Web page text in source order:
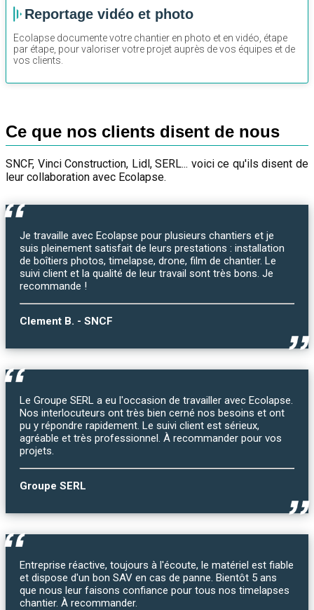
Reportage vidéo et photo
Ecolapse documente votre chantier en photo et en vidéo, étape
par étape, pour valoriser votre projet auprès de vos équipes et de
vos clients.
Ce que nos clients disent de nous
SNCF, Vinci Construction, Lidl, SERL... voici ce qu'ils disent de
leur collaboration avec Ecolapse.
Je travaille avec Ecolapse pour plusieurs chantiers et je
suis pleinement satisfait de leurs prestations : installation
de boîtiers photos, timelapse, drone, film de chantier. Le
suivi client et la qualité de leur travail sont très bons. Je
recommande !
Clement B. - SNCF
Le Groupe SERL a eu l'occasion de travailler avec Ecolapse.
Nos interlocuteurs ont très bien cerné nos besoins et ont
pu y répondre rapidement. Le suivi client est sérieux,
agréable et très professionnel. À recommander pour vos
projets.
Groupe SERL
Entreprise réactive, toujours à l'écoute, le matériel est fiable
et dispose d'un bon SAV en cas de panne. Bientôt 5 ans
que nous leur faisons confiance pour tous nos timelapses
chantier. À recommander.